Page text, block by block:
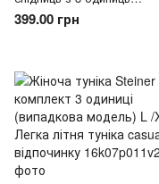
(випадкова модель)
399.00 грн